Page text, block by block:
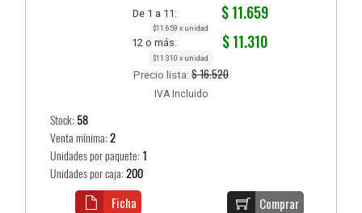
De 1 a 11: $ 11.659
$11.659 x unidad
12 o más: $ 11.310
$11.310 x unidad
Precio lista: $ 16.520
IVA Incluido
Stock: 58
Venta mínima:2
Unidades por paquete: 1
Unidades por caja:200
Comprar
Ficha